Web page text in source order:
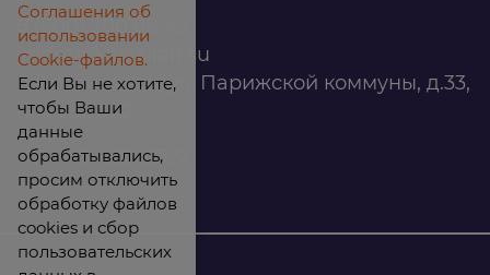
infomarket@ilan.su
г. Красноярск, ул. Парижской коммуны, д.33,
помещ. 302
ИНН: 2465263327
Соглашения об
использовании
Cookie-файлов.
Если Вы не хотите,
чтобы Ваши
данные
обрабатывались,
просим отключить
обработку файлов
cookies и сбор
пользовательских